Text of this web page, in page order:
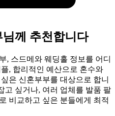
님께 추천합니다
, 스드메와 웨딩홀 정보를 어디
, 합리적인 예산으로 혼수와
은 신혼부부를 대상으로 합니
고 싶거나, 여러 업체를 발품 팔
비교하고 싶은 분들에게 최적